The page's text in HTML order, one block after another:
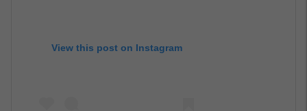
View this post on Instagram